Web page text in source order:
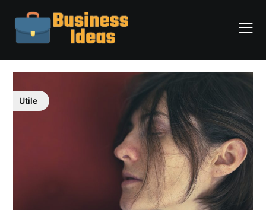
content
Utile